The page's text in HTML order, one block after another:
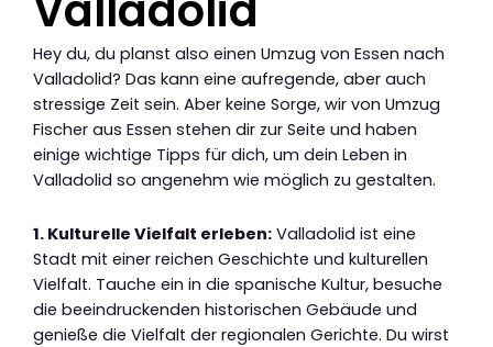
Hey du, du planst also einen Umzug von Essen nach
Valladolid? Das kann eine aufregende, aber auch
stressige Zeit sein. Aber keine Sorge, wir von Umzug
Fischer aus Essen stehen dir zur Seite und haben
einige wichtige Tipps für dich, um dein Leben in
Valladolid so angenehm wie möglich zu gestalten.
1. Kulturelle Vielfalt erleben: Valladolid ist eine
Stadt mit einer reichen Geschichte und kulturellen
Vielfalt. Tauche ein in die spanische Kultur, besuche
die beeindruckenden historischen Gebäude und
genieße die Vielfalt der regionalen Gerichte. Du wirst